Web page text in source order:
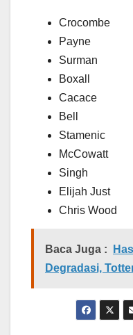
Crocombe
Payne
Surman
Boxall
Cacace
Bell
Stamenic
McCowatt
Singh
Elijah Just
Chris Wood
Baca Juga :
Degradasi,